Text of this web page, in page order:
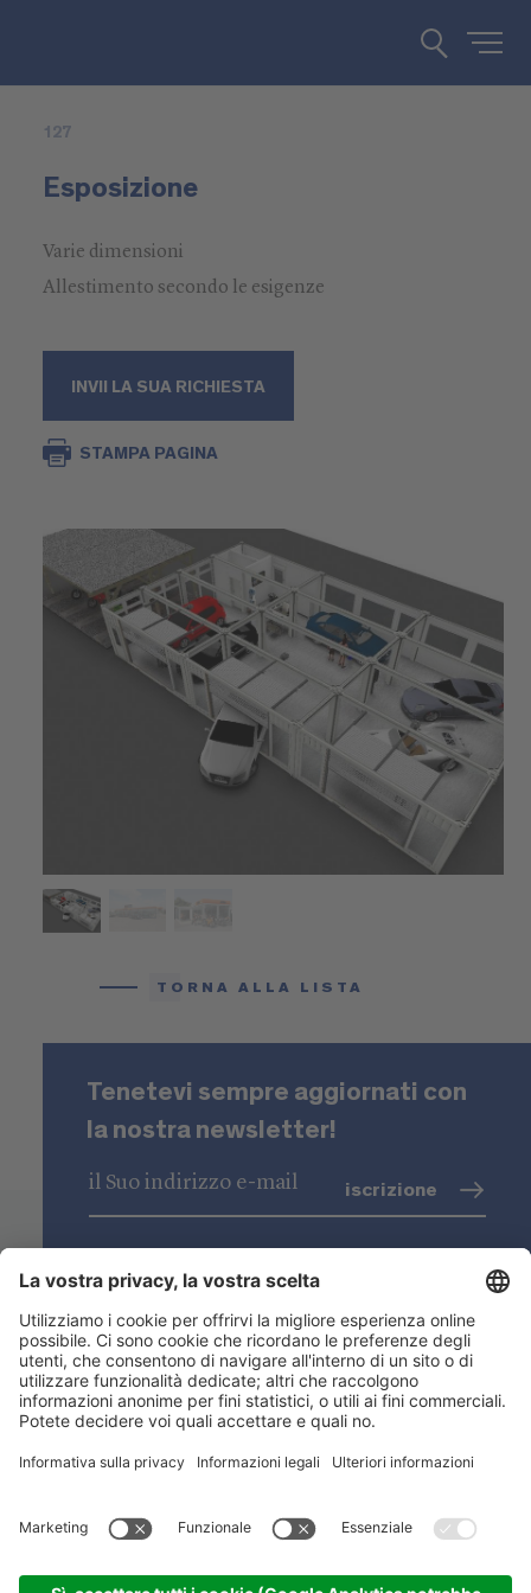
127
Esposizione
Varie dimensioni
Allestimento secondo le esigenze
INVII LA SUA RICHIESTA
STAMPA PAGINA
TORNA ALLA LISTA
Tenetevi sempre aggiornati con
la nostra newsletter!
iscrizione
Niederstätter SpA
Sedi
Gamma prodotti
Link utili